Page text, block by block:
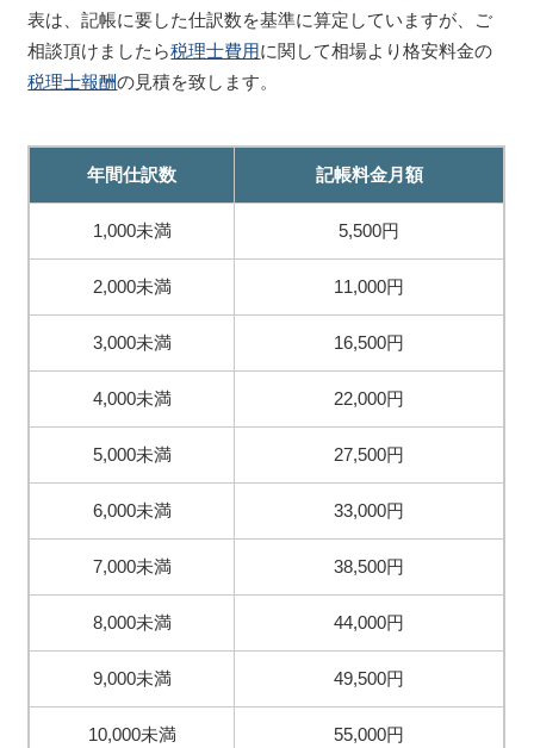
表は、記帳に要した仕訳数を基準に算定していますが、ご
相談頂けましたら税理士費用に関して相場より格安料金の
税理士報酬の見積を致します。
年間仕訳数 記帳料金月額
1,000未満 5,500円
2,000未満 11,000円
3,000未満 16,500円
4,000未満 22,000円
5,000未満 27,500円
6,000未満 33,000円
7,000未満 38,500円
8,000未満 44,000円
9,000未満 49,500円
10,000未満 55,000円